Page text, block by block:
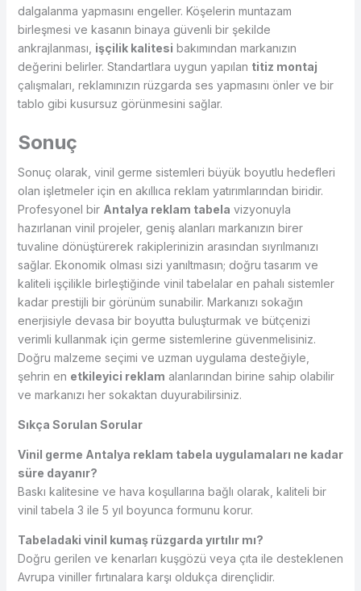
dalgalanma yapmasını engeller. Köşelerin muntazam
birleşmesi ve kasanın binaya güvenli bir şekilde
ankrajlanması, işçilik kalitesi bakımından markanızın
değerini belirler. Standartlara uygun yapılan titiz montaj
çalışmaları, reklamınızın rüzgarda ses yapmasını önler ve bir
tablo gibi kusursuz görünmesini sağlar.
Sonuç
Sonuç olarak, vinil germe sistemleri büyük boyutlu hedefleri
olan işletmeler için en akıllıca reklam yatırımlarından biridir.
Profesyonel bir Antalya reklam tabela vizyonuyla
hazırlanan vinil projeler, geniş alanları markanızın birer
tuvaline dönüştürerek rakiplerinizin arasından sıyrılmanızı
sağlar. Ekonomik olması sizi yanıltmasın; doğru tasarım ve
kaliteli işçilikle birleştiğinde vinil tabelalar en pahalı sistemler
kadar prestijli bir görünüm sunabilir. Markanızı sokağın
enerjisiyle devasa bir boyutta buluşturmak ve bütçenizi
verimli kullanmak için germe sistemlerine güvenmelisiniz.
Doğru malzeme seçimi ve uzman uygulama desteğiyle,
şehrin en etkileyici reklam alanlarından birine sahip olabilir
ve markanızı her sokaktan duyurabilirsiniz.
Sıkça Sorulan Sorular
Vinil germe Antalya reklam tabela uygulamaları ne kadar
süre dayanır?
Baskı kalitesine ve hava koşullarına bağlı olarak, kaliteli bir
vinil tabela 3 ile 5 yıl boyunca formunu korur.
Tabeladaki vinil kumaş rüzgarda yırtılır mı?
Doğru gerilen ve kenarları kuşgözü veya çıta ile desteklenen
Avrupa viniller fırtınalara karşı oldukça dirençlidir.